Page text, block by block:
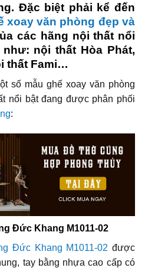
Đặc biệt phải kể đến
xoay văn phòng đẹp và
các hãng nội thất nổi
nội thất Hòa Phát,
thất Fami…
số mẫu ghế xoay văn phòng
nổi bật đang được phân phối
:
Đức Khang M1011-02
Đức Khang M1011-02 được
tay bằng nhựa cao cấp có